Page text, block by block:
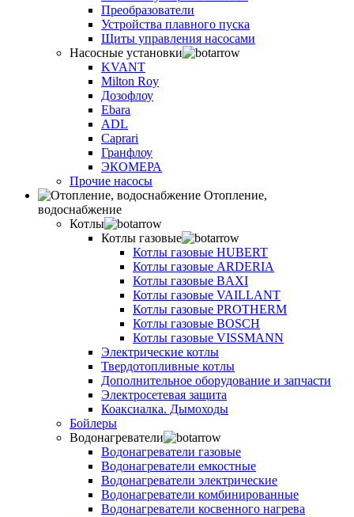
Преобразователи
Устройства плавного пуска
Щиты управления насосами
Насосные установки
KVANT
Milton Roy
Дозофлоу
Ebara
ADL
Caprari
Гранфлоу
ЭКОМЕРА
Прочие насосы
Отопление,
водоснабжение
Котлы
Котлы газовые
Котлы газовые HUBERT
Котлы газовые ARDERIA
Котлы газовые BAXI
Котлы газовые VAILLANT
Котлы газовые PROTHERM
Котлы газовые BOSCH
Котлы газовые VISSMANN
Электрические котлы
Твердотопливные котлы
Дополнительное оборудование и запчасти
Электросетевая защита
Коаксиалка. Дымоходы
Бойлеры
Водонагреватели
Водонагреватели газовые
Водонагреватели емкостные
Водонагреватели электрические
Водонагреватели комбинированные
Водонагреватели косвенного нагрева